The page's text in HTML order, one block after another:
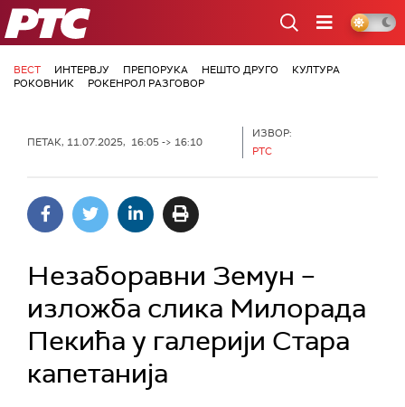
РТС
ВЕСТ ИНТЕРВЈУ ПРЕПОРУКА НЕШТО ДРУГО
КУЛТУРА
РОКОВНИК
РОКЕНРОЛ РАЗГОВОР
ПЕТАК, 11.07.2025, 16:05 -> 16:10
ИЗВОР:
РТС
Незаборавни Земун –
изложба слика Милорада
Пекића у галерији Стара
капетанија